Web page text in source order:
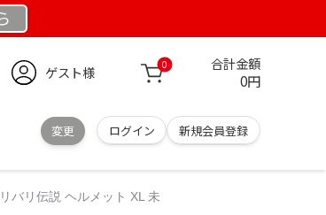
ゲスト様 0 合計金額
0円
変更 ログイン 新規会員登録
バリ伝説 ヘルメット XL 未